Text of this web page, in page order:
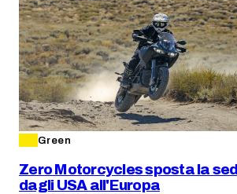
Green
Zero Motorcycles sposta la
dagli USA all'Europa